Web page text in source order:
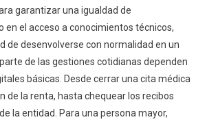
garantizar una igualdad de
en el acceso a conocimientos técnicos,
de desenvolverse con normalidad en un
de las gestiones cotidianas dependen
básicas. Desde cerrar una cita médica
de la renta, hasta chequear los recibos
la entidad. Para una persona mayor,